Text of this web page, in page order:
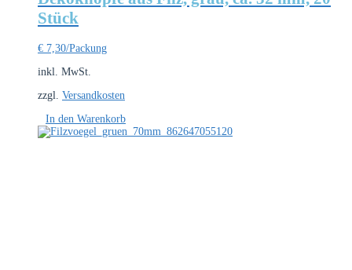
Stück
€ 7,30/Packung
inkl. MwSt.
zzgl. Versandkosten
In den Warenkorb